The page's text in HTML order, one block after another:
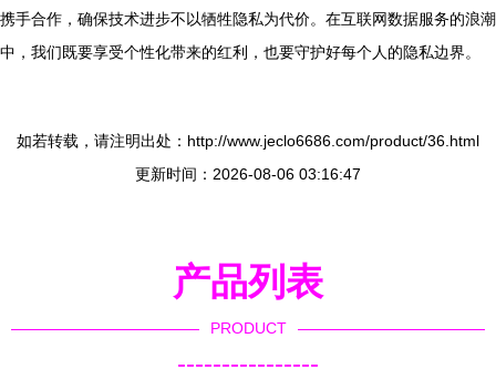
携手合作，确保技术进步不以牺牲隐私为代价。在互联网数据服务的浪潮
中，我们既要享受个性化带来的红利，也要守护好每个人的隐私边界。
如若转载，请注明出处：http://www.jeclo6686.com/product/36.html
更新时间：2026-08-06 03:16:47
产品列表
PRODUCT
----------------